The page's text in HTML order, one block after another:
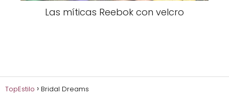
Las míticas Reebok con velcro
TopEstilo Bridal Dreams